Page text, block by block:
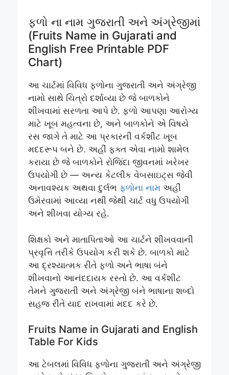
ફળો ના નામ ગુજરાતી અને અંગ્રેજીમાં
(Fruits Name in Gujarati and
English Free Printable PDF
Chart)
આ ચાર્ટમાં વિવિધ ફળોના ગુજરાતી અને અંગ્રેજી
નામો સાથે ચિત્રો દર્શાવ્યા છે જે બાળકોને
શીખવામાં સરળતા આપે છે. ફળો આપણા આરોગ્ય
માટે ખૂબ મહત્વના છે, અને બાળકોને એ વિષયે
રસ જાગે તે માટે આ પ્રકારની વર્કશીટ ખૂબ
મદદરૂપ બને છે. અહીં ફક્ત એવા નામો શામેલ
કરાયા છે જે બાળકોને રોજિંદા જીવનમાં ખરેખર
ઉપયોગી છે — અન્ય કેટલીક વેબસાઇટ્સ જેવી
અનાવશ્યક અથવા દુર્લભ ફળોના નામ અહીં
ઉમેરવામાં આવ્યા નથી જેથી ચાર્ટ વધુ ઉપયોગી
અને શીખવા યોગ્ય રહે.
શિક્ષકો અને માતાપિતાઓ આ ચાર્ટને શીખવવાની
પ્રવૃત્તિ તરીકે ઉપયોગ કરી શકે છે. બાળકો માટે
આ દ્રશ્યાત્મક રીતે ફળો અને ભાષા બંને
શીખવાનો આનંદદાયક રસ્તો છે. આ વર્કશીટ
તેમને ગુજરાતી અને અંગ્રેજી બંને ભાષાના શબ્દો
સહજ રીતે યાદ રાખવામાં મદદ કરે છે.
Fruits Name in Gujarati and English
Table For Kids
આ ટેબલમાં વિવિધ ફળોના ગુજરાતી અને અંગ્રેજી